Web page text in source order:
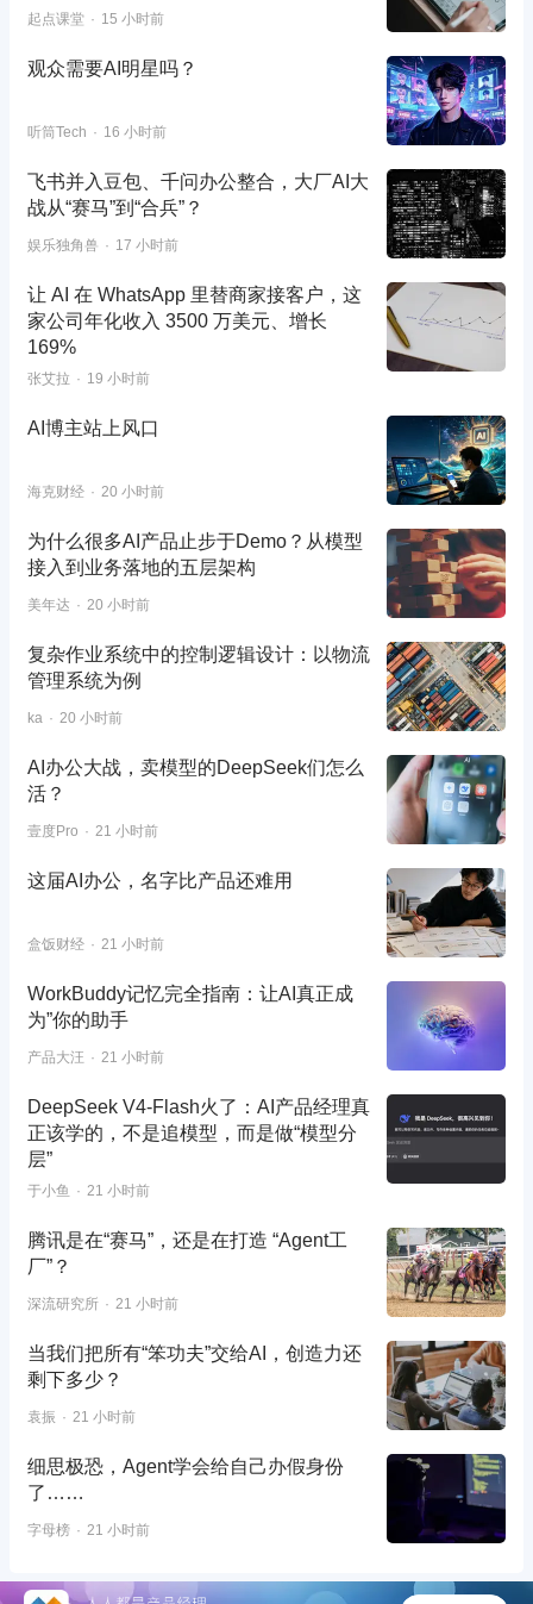
起点课堂 15 小时前
观众需要AI明星吗？
听筒Tech 16 小时前
飞书并入豆包、千问办公整合，大厂AI大
战从“赛马”到“合兵”？
娱乐独角兽 17 小时前
让 AI 在 WhatsApp 里替商家接客户，这
家公司年化收入 3500 万美元、增长
169%
张艾拉 19 小时前
AI博主站上风口
海克财经 20 小时前
为什么很多AI产品止步于Demo？从模型
接入到业务落地的五层架构
美年达 20 小时前
复杂作业系统中的控制逻辑设计：以物流
管理系统为例
ka 20 小时前
AI办公大战，卖模型的DeepSeek们怎么
活？
壹度Pro 21 小时前
这届AI办公，名字比产品还难用
盒饭财经 21 小时前
WorkBuddy记忆完全指南：让AI真正成
为”你的助手
产品大汪 21 小时前
DeepSeek V4-Flash火了：AI产品经理真
正该学的，不是追模型，而是做“模型分
层”
于小鱼 21 小时前
腾讯是在“赛马”，还是在打造 “Agent工
厂”？
深流研究所 21 小时前
当我们把所有“笨功夫”交给AI，创造力还
剩下多少？
袁振 21 小时前
细思极恐，Agent学会给自己办假身份
了……
字母榜 21 小时前